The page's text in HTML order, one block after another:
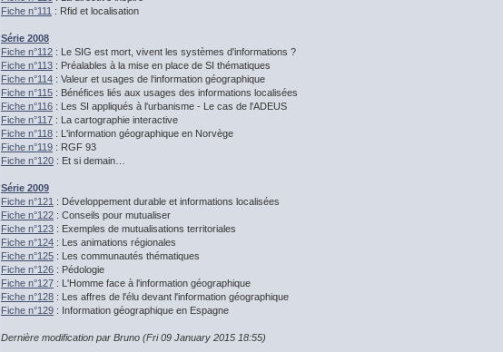
Fiche n°111 : Rfid et localisation
Série 2008
Fiche n°112 : Le SIG est mort, vivent les systèmes d'informations ?
Fiche n°113 : Préalables à la mise en place de SI thématiques
Fiche n°114 : Valeur et usages de l‘information géographique
Fiche n°115 : Bénéfices liés aux usages des informations localisées
Fiche n°116 : Les SI appliqués à l'urbanisme - Le cas de l'ADEUS
Fiche n°117 : La cartographie interactive
Fiche n°118 : L'information géographique en Norvège
Fiche n°119 : RGF 93
Fiche n°120 : Et si demain…
Série 2009
Fiche n°121 : Développement durable et informations localisées
Fiche n°122 : Conseils pour mutualiser
Fiche n°123 : Exemples de mutualisations territoriales
Fiche n°124 : Les animations régionales
Fiche n°125 : Les communautés thématiques
Fiche n°126 : Pédologie
Fiche n°127 : L'Homme face à l'information géographique
Fiche n°128 : Les affres de l'élu devant l'information géographique
Fiche n°129 : Information géographique en Espagne
Dernière modification par Bruno (Fri 09 January 2015 18:55)